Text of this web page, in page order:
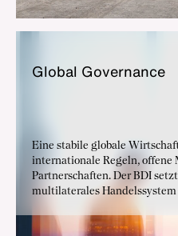
Glo­bal Go­ver­nan­ce
Eine stabile globale
internationale Regeln, offene
Partnerschaften. Der BDI
multilaterales Handelssystem
Wettbewerbsbedingungen
Herausforderungen